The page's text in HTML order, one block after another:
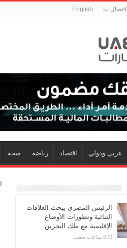
الاتصال بنا English
عربي ودولي اقتصاد رياضة صحة
الرئيس المصري يبحث العلاقات
الثنائية وتطورات الأوضاع
الإقليمية مع ملك البحرين